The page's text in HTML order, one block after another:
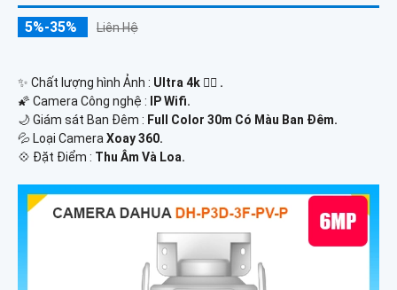
5%-35% Liên Hệ
✨ Chất lượng hình Ảnh : Ultra 4k 👍🏾 .
🌠 Camera Công nghệ :
IP Wifi.
🌙 Giám sát Ban Đêm : Full Color 30m Có Màu Ban Ðêm.
💦 Loại Camera Xoay 360.
️💠 Đặt Điểm : Thu Âm Và Loa.